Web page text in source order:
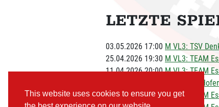
This website uses cookies to ensure you get
LETZTE
03.05.2026 17:00 M VL3: TSV
25.04.2026 19:30 M VL3: TEAM
11.04.2026 20:00 M VL3: TEAM
M VL3: SG
21.03.2026 20:00 M VL3: TEAM